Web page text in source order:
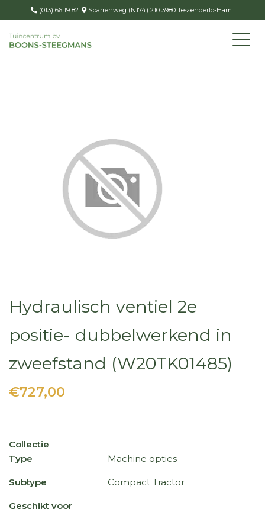
(013) 66 19 82 Sparrenweg (N174) 210 3980 Tessenderlo-Ham
Hydraulisch ventiel 2e
positie- dubbelwerkend in
zweefstand (W20TK01485)
€727,00
Collectie
Type
Machine opties
Subtype Compact Tractor
Geschikt voor